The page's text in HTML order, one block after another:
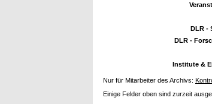
DLR -
DLR -
Institute &
Nur für Mitarbeiter des Archivs:
Einige Felder oben sind zurzeit